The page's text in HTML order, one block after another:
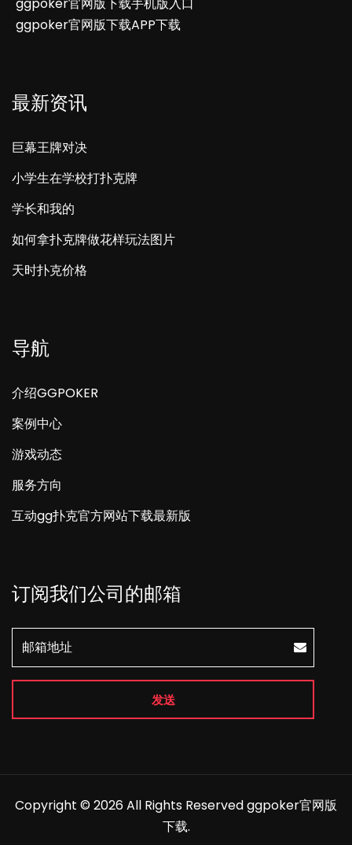
ggpoker官网版下载APP下载
最新资讯
巨幕王牌对决
小学生在学校打扑克牌
学长和我的
如何拿扑克牌做花样玩法图片
天时扑克价格
导航
介绍GGPOKER
案例中心
游戏动态
服务方向
互动gg扑克官方网站下载最新版
订阅我们公司的邮箱
发送
Copyright © 2026 All Rights Reservedggpoker官网版
下载.